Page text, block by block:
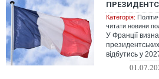
Категорія:
читати новини
У Франції
відбутись у
запланований